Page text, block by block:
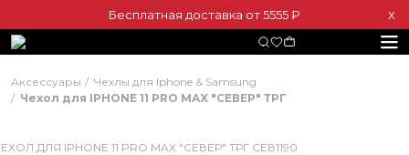
Бесплатная доставка от 5555 ₽ Х
Аксессуары
Чехлы для Iphone & Samsung
Чехол для IPHONE 11 PRO MAX "СЕВЕР" ТРГ